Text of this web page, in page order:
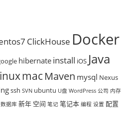
ClickHouse Docker
hibernate install iOS Java
macMaven mysql Nexus
ssh SVN ubuntu U盘 WordPress 公司 内存
数据库 新年 空间 笔记 笔记本 编程 设置 配置